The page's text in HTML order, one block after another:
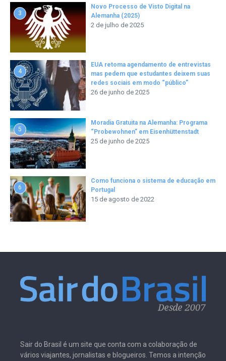
3
Novo Processo de Visto Digital na
Alemanha (2025)
2 de julho de 2025
4
EUA retoma agendamento de entrevistas
mas pedem que estudantes deixem suas
redes sociais em modo “público”
26 de junho de 2025
5
Moradia Gratuita na Alemanha: Programa
“Probewohnen” em Eisenhüttenstadt
25 de junho de 2025
6
Como funciona o sistema de educação em
Portugal
15 de agosto de 2022
Sair do Brasil é um site que conta com a colaboração de
vários viajantes, jornalistas e blogueiros. Temos a intenção